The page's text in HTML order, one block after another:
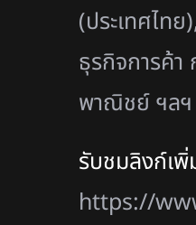
(ประเทศไท
ธุรกิจการค้า
พาณิชย์ ฯลฯ
รับชมลิงก์เพิ่
https://